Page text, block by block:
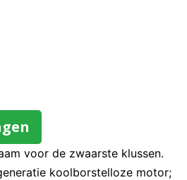
voor de zwaarste klussen.
koolborstelloze motor;